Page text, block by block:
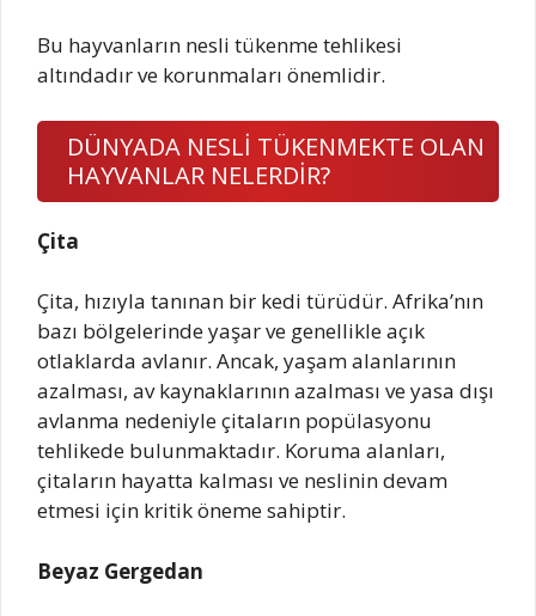
Bu hayvanların nesli tükenme tehlikesi
altındadır ve korunmaları önemlidir.
DÜNYADA NESLİ TÜKENMEKTE OLAN
HAYVANLAR NELERDİR?
Çita
Çita, hızıyla tanınan bir kedi türüdür. Afrika’nın
bazı bölgelerinde yaşar ve genellikle açık
otlaklarda avlanır. Ancak, yaşam alanlarının
azalması, av kaynaklarının azalması ve yasa dışı
avlanma nedeniyle çitaların popülasyonu
tehlikede bulunmaktadır. Koruma alanları,
çitaların hayatta kalması ve neslinin devam
etmesi için kritik öneme sahiptir.
Beyaz Gergedan